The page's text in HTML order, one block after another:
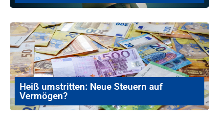
Heiß umstritten: Neue Steuern auf
Vermögen?